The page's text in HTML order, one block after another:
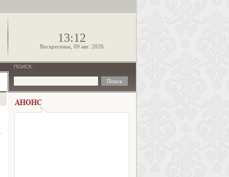
13:12
Воскресенье, 09 авг. 2026
ПОИСК :